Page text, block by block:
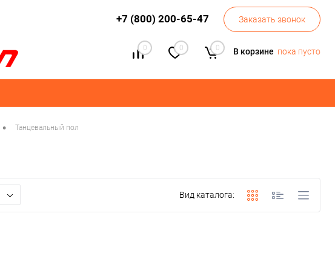
+7 (800) 200-65-47 Заказать звонок
0 0 0 В корзине пока пусто
• Танцевальный пол
Вид каталога: